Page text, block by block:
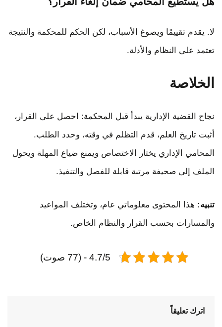
لا. يقدم تقييمًا ويصوغ الأسباب، لكن الحكم للمحكمة والنتيجة
تعتمد على النظام والأدلة.
الخلاصة
نجاح القضية الإدارية يبدأ قبل المحكمة: احصل على القرار،
أثبت تاريخ العلم، قدم التظلم في وقته، وحدد الطلب.
المحامي الإداري يختار الاختصاص ويمنع ضياع المهلة ويحول
الملف إلى صحيفة مرتبة قابلة للفصل والتنفيذ.
تنبيه: هذا المحتوى معلوماتي عام، وتختلف المواعيد
والمسارات بحسب القرار والنظام الخاص.
4.7/5 - (77 صوت)
اترك تعليقاً